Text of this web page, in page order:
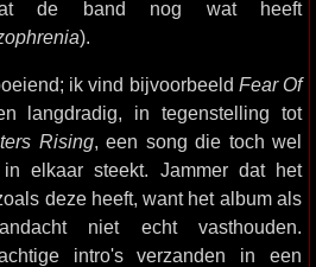
de band nog wat heeft
).
ik vind bijvoorbeeld Fear Of
langdradig, in tegenstelling tot
Rising, een song die toch wel
elkaar steekt. Jammer dat het
deze heeft, want het album als
niet echt vasthouden.
intro's verzanden in een